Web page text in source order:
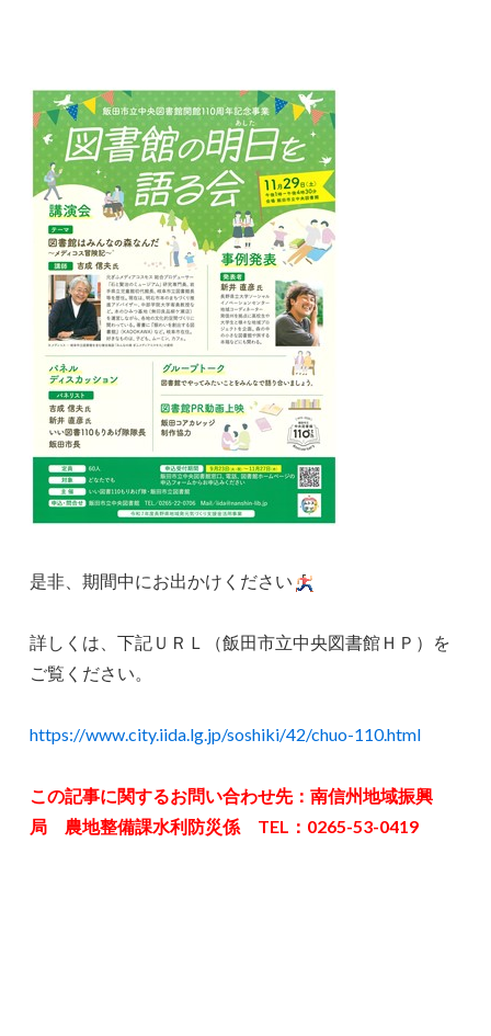
是非、期間中にお出かけください
詳しくは、下記ＵＲＬ（飯田市立中央図書館ＨＰ）を
ご覧ください。
https://www.city.iida.lg.jp/soshiki/42/chuo-110.html
この記事に関するお問い合わせ先：南信州地域振興
局 農地整備課水利防災係 TEL：0265-53-0419